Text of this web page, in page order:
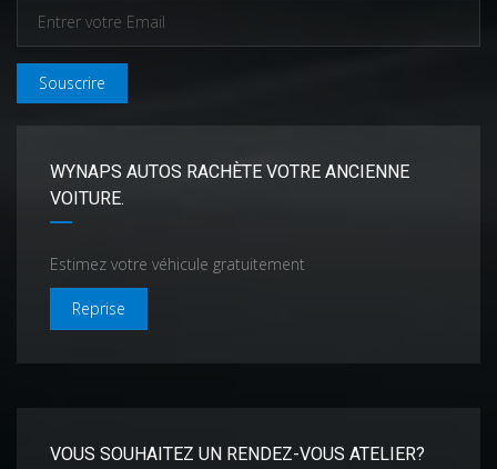
Souscrire
WYNAPS AUTOS RACHÈTE VOTRE ANCIENNE
VOITURE.
Estimez votre véhicule gratuitement
Reprise
VOUS SOUHAITEZ UN RENDEZ-VOUS ATELIER?